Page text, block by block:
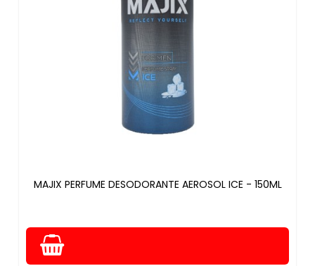
MAJIX PERFUME DESODORANTE AEROSOL ICE - 150ML